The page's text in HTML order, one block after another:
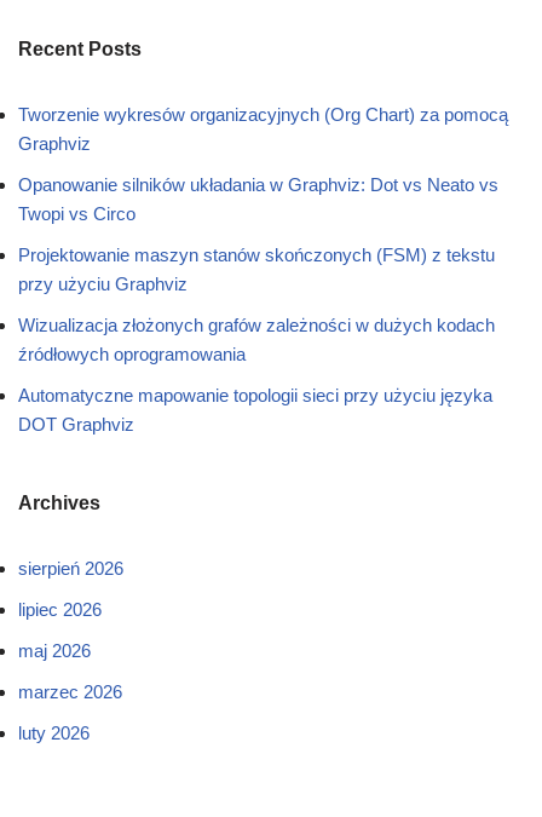
Recent Posts
Tworzenie wykresów organizacyjnych (Org Chart) za pomocą
Graphviz
Opanowanie silników układania w Graphviz: Dot vs Neato vs
Twopi vs Circo
Projektowanie maszyn stanów skończonych (FSM) z tekstu
przy użyciu Graphviz
Wizualizacja złożonych grafów zależności w dużych kodach
źródłowych oprogramowania
Automatyczne mapowanie topologii sieci przy użyciu języka
DOT Graphviz
Archives
sierpień 2026
lipiec 2026
maj 2026
marzec 2026
luty 2026